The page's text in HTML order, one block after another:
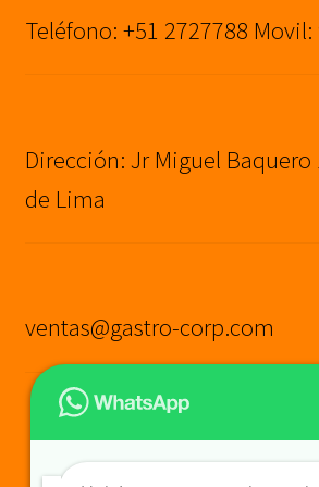
Teléfono: +51 2727788 Movil:
Dirección: Jr Miguel Baquero
de Lima
ventas@gastro-corp.com